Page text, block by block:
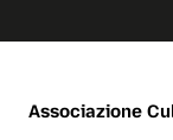
Associazione